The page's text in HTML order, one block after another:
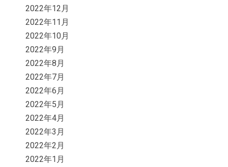
2022年12月
2022年11月
2022年10月
2022年9月
2022年8月
2022年7月
2022年6月
2022年5月
2022年4月
2022年3月
2022年2月
2022年1月